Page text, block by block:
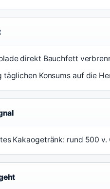
direkt Bauchfett
Konsums auf die
Kakaogetränk: rund 500 v.